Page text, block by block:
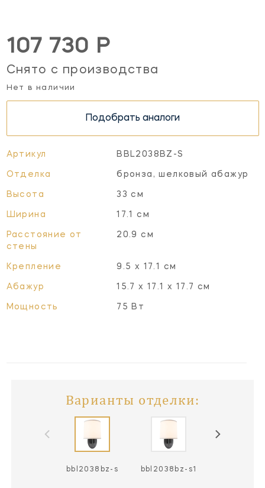
107 730 Р
Снято с производства
Нет в наличии
Подобрать аналоги
Артикул BBL2038BZ-S
Отделка бронза, шелковый абажур
Высота 33 см
Ширина 17.1 см
Расстояние от
стены
20.9 см
Крепление 9.5 х 17.1 см
Абажур 15.7 х 17.1 х 17.7 см
Мощность 75 Вт
Варианты отделки:
bbl2038bz-s bbl2038bz-s1